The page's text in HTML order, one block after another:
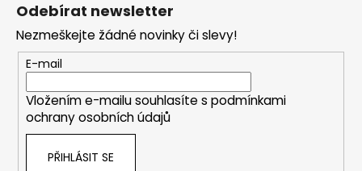
Odebírat newsletter
Nezmeškejte žádné novinky či slevy!
E-mail
Vložením e-mailu souhlasíte s podmínkami
ochrany osobních údajů
PŘIHLÁSIT SE